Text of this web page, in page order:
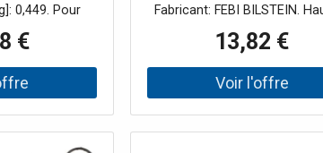
0,449. Pour
495 BM.
€
Fabricant: FEBI BILSTEIN.
[mm]: 40. Index: FE109552.
[mm]: 80. Longueur de tuyau
300. Numéro du fabricant:
Poids [kg]: 0,063. Pour
13,82 €